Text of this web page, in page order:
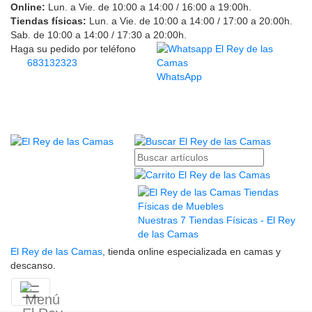
Online: Lun. a Vie. de 10:00 a 14:00 / 16:00 a 19:00h.
Tiendas físicas: Lun. a Vie. de 10:00 a 14:00 / 17:00 a 20:00h.
Sab. de 10:00 a 14:00 / 17:30 a 20:00h.
Haga su pedido por teléfono
683132323
WhatsApp
Nuestras 7 Tiendas Físicas - El Rey
de las Camas
El Rey de las Camas , tienda online especializada en camas y
descanso.